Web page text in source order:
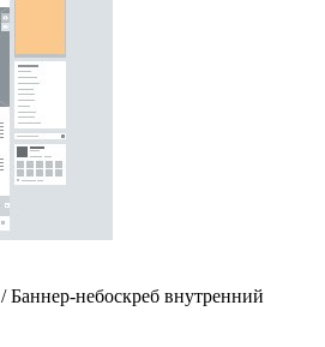
/ Баннер-небоскреб внутренний